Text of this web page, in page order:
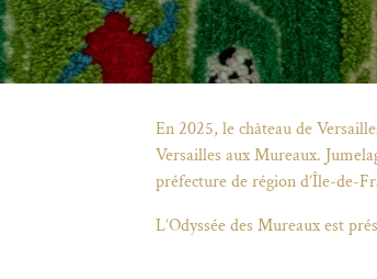
En 2025, le château de
Versailles aux Mureaux.
préfecture de région d’Île-de-
L’Odyssée des Mureaux est